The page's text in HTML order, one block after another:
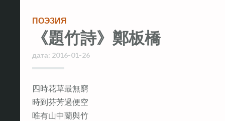
ПОЭЗИЯ
《題竹詩》鄭板橋
дата: 2016-01-26
四時花草最無窮
時到芬芳過便空
唯有山中蘭與竹